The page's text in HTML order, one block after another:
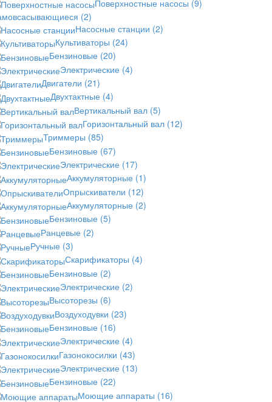
Поверхностные насосы (9)
(2)
Насосные станции (2)
Культиваторы (24)
Бензиновые (20)
Электрические (4)
Двигатели (21)
Двухтактные (4)
Вертикальный вал (5)
Горизонтальный вал (12)
Триммеры (85)
Бензиновые (67)
Электрические (17)
Аккумуляторные (1)
Опрыскиватели (12)
Аккумуляторные (2)
Бензиновые (5)
Ранцевые (2)
Ручные (3)
Скарификаторы (4)
Бензиновые (2)
Электрические (2)
Высоторезы (6)
Воздуходувки (23)
Бензиновые (16)
Электрические (4)
Газонокосилки (43)
Электрические (13)
Бензиновые (22)
Моющие аппараты (16)